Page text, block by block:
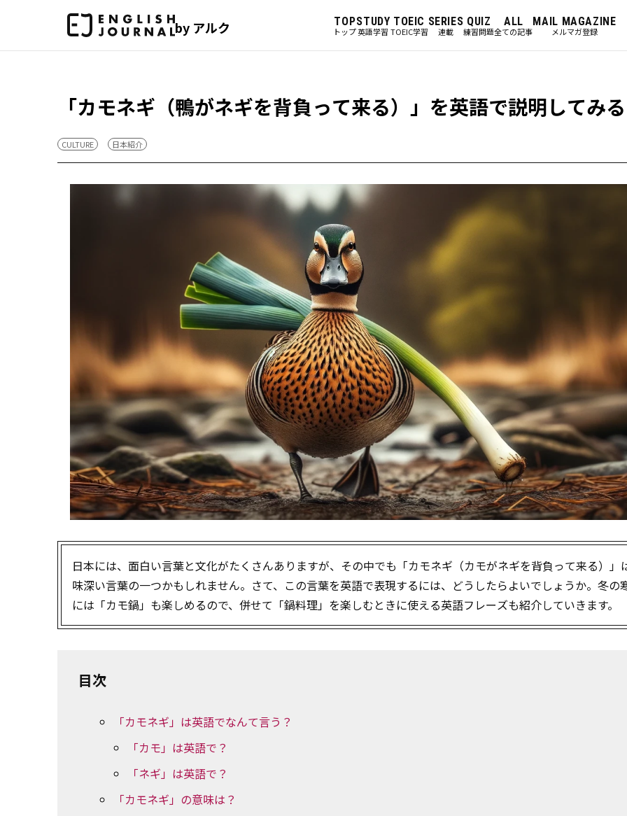
by アルク TOP
トップ
STUDY
英語学習
TOEIC
TOEIC学習
SERIES
連載
QUIZ
練習問題
ALL
全ての記事
MAIL MAGAZINE
メルマガ登録
「カモネギ（鴨がネギを背負って来る）」を英語で説明してみる
CULTURE 日本紹介
日本には、面白い言葉と文化がたくさんありますが、その中でも「カモネギ（カモがネギを背負って来る）」
味深い言葉の一つかもしれません。さて、この言葉を英語で表現するには、どうしたらよいでしょうか。冬の
には「カモ鍋」も楽しめるので、併せて「鍋料理」を楽しむときに使える英語フレーズも紹介していきます。
目次
「カモネギ」は英語でなんて言う？
「カモ」は英語で？
「ネギ」は英語で？
「カモネギ」の意味は？